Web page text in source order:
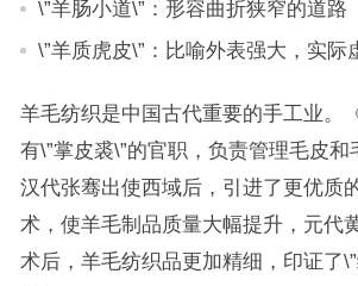
\”羊肠小道\”：形容曲折狭窄的道路
\”羊质虎皮\”：比喻外表强大，实际
羊毛纺织是中国古代重要的手工业。
有\”掌皮裘\”的官职，负责管理毛皮和
汉代张骞出使西域后，引进了更优质
术，使羊毛制品质量大幅提升，元代
术后，羊毛纺织品更加精细，印证了